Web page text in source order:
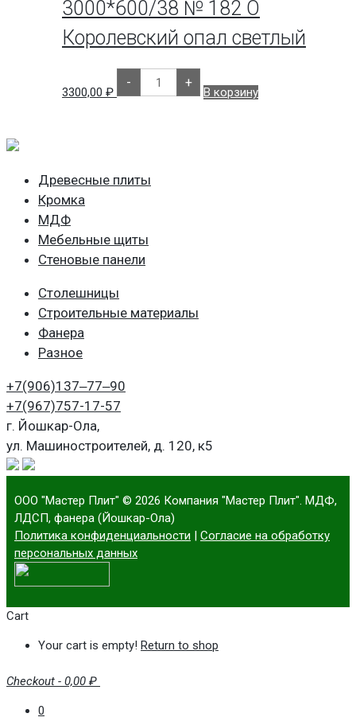
3000*600/38 № 182 О
Королевский опал светлый
3300,00 ₽
-
Количество
товара
Столешница
опал
+
В корзину
Древесные плиты
Кромка
МДФ
Мебельные щиты
Стеновые панели
Столешницы
Строительные материалы
Фанера
Разное
+7(906)137‒77‒90
+7(967)757-17-57
г. Йошкар-Ола,
ул. Машиностроителей, д. 120, к5
ООО "Мастер Плит" © 2026 Компания "Мастер Плит". МДФ,
ЛДСП, фанера (Йошкар-Ола)
Политика конфиденциальности | Согласие на обработку
персональных данных
Cart
Your cart is empty! Return to shop
Checkout - 0,00 ₽
0